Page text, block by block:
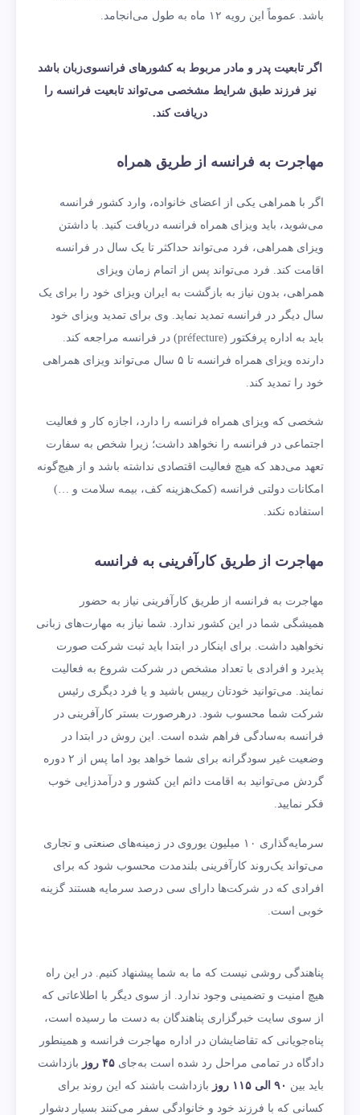
باشد. عموماً این رویه ۱۲ ماه به طول می‌انجامد.
اگر تابعیت پدر و مادر مربوط به کشورهای فرانسوی‌زبان باشد
نیز فرزند طبق شرایط مشخصی می‌تواند تابعیت فرانسه را
دریافت کند.
مهاجرت به فرانسه از طریق همراه
اگر با همراهی یکی از اعضای خانواده، وارد کشور فرانسه
می‌شوید، باید ویزای همراه فرانسه دریافت کنید. با داشتن
ویزای همراهی، فرد می‌تواند حداکثر تا یک سال در فرانسه
اقامت کند. فرد می‌تواند پس از اتمام زمان ویزای
همراهی، بدون نیاز به بازگشت به ایران ویزای خود را برای یک
سال دیگر در فرانسه تمدید نماید. وی برای تمدید ویزای خود
باید به اداره‌ پرفکتور (préfecture) در فرانسه مراجعه کند.
دارنده­ ویزای همراه فرانسه تا ۵ سال می­‌تواند ویزا‌ی همراهی
خود را تمدید کند.
شخصی که ویزای همراه فرانسه را دارد، اجازه کار و فعالیت
اجتماعی در فرانسه را نخواهد داشت؛ زیرا شخص به سفارت
تعهد می‌دهد که هیچ فعالیت اقتصادی نداشته باشد و از هیچ‌گونه
امکانات دولتی فرانسه (کمک‌هزینه کف، بیمه سلامت و …)
استفاده نکند.
مهاجرت از طریق کارآفرینی به فرانسه
مهاجرت به فرانسه از طریق کارآفرینی نیاز به حضور
همیشگی شما در این کشور ندارد. شما نیاز به مهارت‌های زبانی
نخواهید داشت. برای اینکار در ابتدا باید ثبت شرکت صورت
پذیرد و افرادی با تعداد مشخص در شرکت شروع به فعالیت
نمایند. می‌توانید خودتان رییس باشید و یا فرد دیگری رئیس
شرکت شما محسوب شود. درهرصورت بستر کارآفرینی در
فرانسه به‌سادگی فراهم‌ شده است. این روش در ابتدا در
وضعیت غیر سودگرانه برای شما خواهد بود اما پس از ۲ دوره
گردش می‌توانید به اقامت دائم این کشور و درآمدزایی خوب
فکر نمایید.
سرمایه‌گذاری ۱۰ میلیون یوروی در زمینه‌های صنعتی و تجاری
می‌تواند یک‌روند کارآفرینی بلندمدت محسوب شود که برای
افرادی که در شرکت‌ها دارای سی درصد سرمایه هستند گزینه
خوبی است.
پناهندگی روشی نیست که ما به شما پیشنهاد کنیم. در این راه
هیچ امنیت و تضمینی وجود ندارد. از سوی دیگر با اطلاعاتی که
از سوی سایت خبرگزاری پناهندگان به دست ما رسیده است،
پناه‌جویانی که تقاضایشان در اداره مهاجرت فرانسه و همینطور
دادگاه در تمامی مراحل رد شده است به‌جای ۴۵ روز
بازداشت
باید بین ۹۰ الی ۱۱۵ روز
بازداشت باشند که این روند برای
کسانی که با فرزند خود و خانوادگی سفر می‌کنند بسیار دشوار